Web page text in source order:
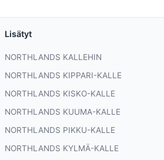
Lisätyt
NORTHLANDS KALLEHIN
NORTHLANDS KIPPARI-KALLE
NORTHLANDS KISKO-KALLE
NORTHLANDS KUUMA-KALLE
NORTHLANDS PIKKU-KALLE
NORTHLANDS KYLMÄ-KALLE